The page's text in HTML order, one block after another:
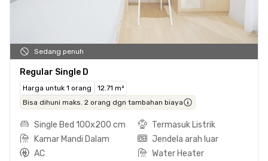
Sedang penuh
Regular Single D
Harga untuk 1 orang
12.71 m²
Bisa dihuni maks. 2 orang dgn tambahan biaya
Single Bed 100x200 cm
Termasuk Listrik
Kamar Mandi Dalam
Jendela arah luar
AC
Water Heater